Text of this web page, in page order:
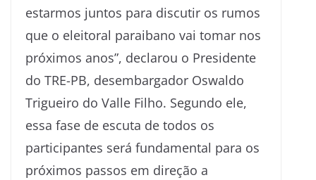
estarmos juntos para discutir os rumos
que o eleitoral paraibano vai tomar nos
próximos anos”, declarou o Presidente
do TRE-PB, desembargador Oswaldo
Trigueiro do Valle Filho. Segundo ele,
essa fase de escuta de todos os
participantes será fundamental para os
próximos passos em direção a